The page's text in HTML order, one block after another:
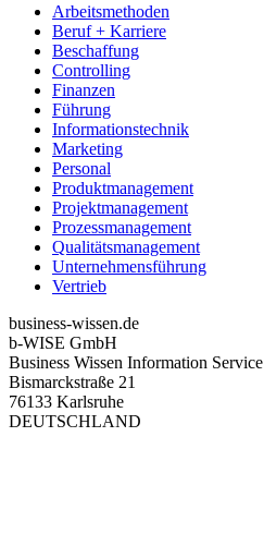
Arbeitsmethoden
Beruf + Karriere
Beschaffung
Controlling
Finanzen
Führung
Informationstechnik
Marketing
Personal
Produktmanagement
Projektmanagement
Prozessmanagement
Qualitätsmanagement
Unternehmensführung
Vertrieb
business-wissen.de
b-WISE GmbH
Business Wissen Information Service
Bismarckstraße 21
76133 Karlsruhe
DEUTSCHLAND